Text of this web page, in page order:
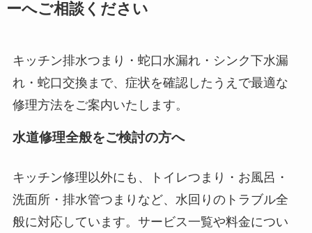
ーへご相談ください
キッチン排水つまり・蛇口水漏れ・シンク下水漏
れ・蛇口交換まで、症状を確認したうえで最適な
修理方法をご案内いたします。
水道修理全般をご検討の方へ
キッチン修理以外にも、トイレつまり・お風呂・
洗面所・排水管つまりなど、水回りのトラブル全
般に対応しています。サービス一覧や料金につい